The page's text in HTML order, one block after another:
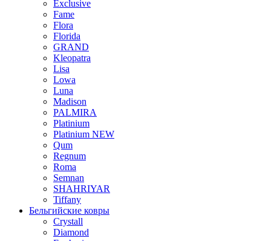
Exclusive
Fame
Flora
Florida
GRAND
Kleopatra
Lisa
Lowa
Luna
Madison
PALMIRA
Platinium
Platinium NEW
Qum
Regnum
Roma
Semnan
SHAHRIYAR
Tiffany
Бельгийские ковры
Crystall
Diamond